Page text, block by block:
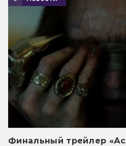
Финальный трейлер